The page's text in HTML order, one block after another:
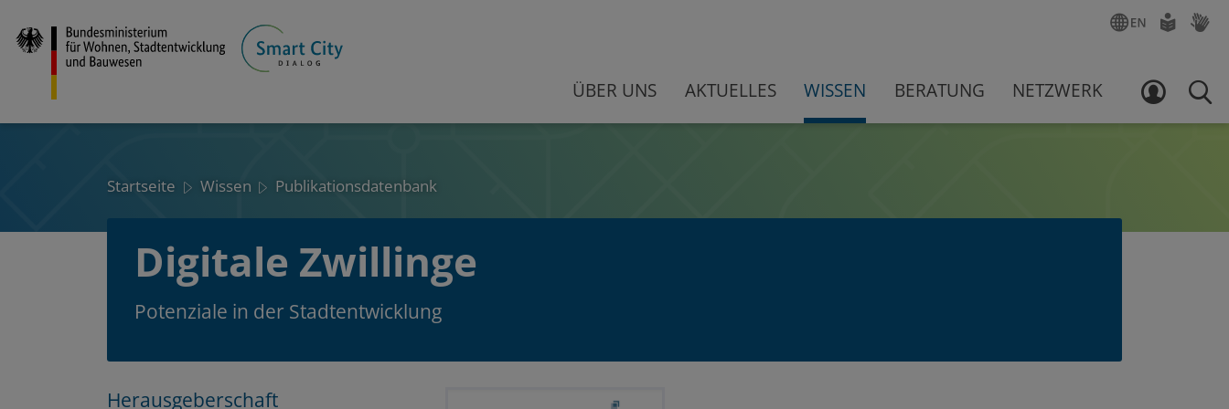
zum
Inhalt
ÜBER UNS AKTUELLES WISSEN BERATUNG NETZWERK
ENGLISCHLEICHTE
LOGIN
Startseite Wissen Publikationsdatenbank
Digitale Zwillinge
Potenziale in der Stadtentwicklung
Zum
Zum
Herausgeberschaft